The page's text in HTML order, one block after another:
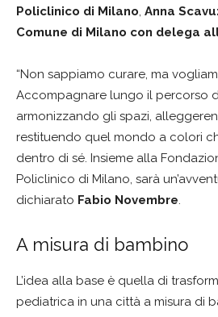
Policlinico di Milano, Anna
Comune di Milano con delega
“Non sappiamo curare, ma
Accompagnare lungo il percorso
armonizzando gli spazi,
restituendo quel mondo a colori
dentro di sé. Insieme alla
Policlinico di Milano, sarà
dichiarato Fabio Novembre.
A misura di bambino
L’idea alla base è quella di
pediatrica in una città a misura di